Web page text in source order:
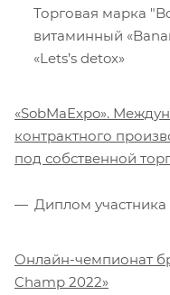
Торговая марка
витаминный
«Lets’s detox»
«SobMaExpo».
контрактного
под собственной
Диплом участника
Онлайн-чемпионат
Champ 2022»